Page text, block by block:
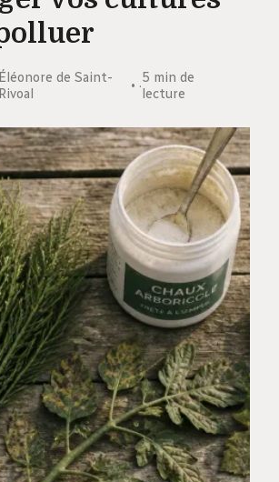
Éléonore de Saint-
Rivoal
·5 min de
lecture